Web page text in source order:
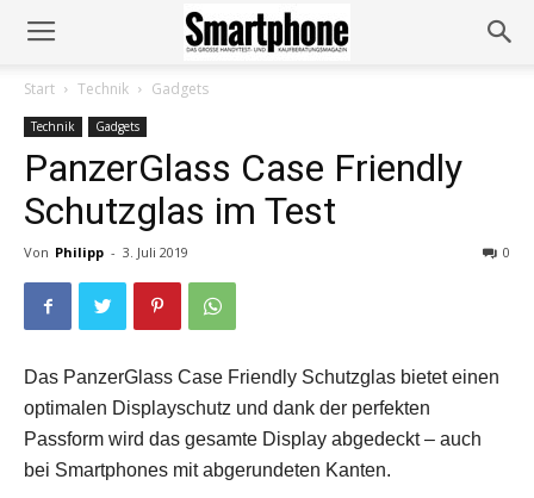
Start Technik Gadgets
Technik Gadgets
PanzerGlass Case Friendly
Schutzglas im Test
Von Philipp - 3. Juli 2019 0
Das PanzerGlass Case Friendly Schutzglas bietet einen
optimalen Displayschutz und dank der perfekten
Passform wird das gesamte Display abgedeckt – auch
bei Smartphones mit abgerundeten Kanten.